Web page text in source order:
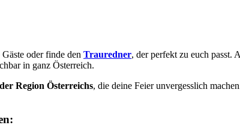
oder finde den Trauredner, der perfekt zu euch passt.
in ganz Österreich.
Region Österreichs, die deine Feier unvergesslich